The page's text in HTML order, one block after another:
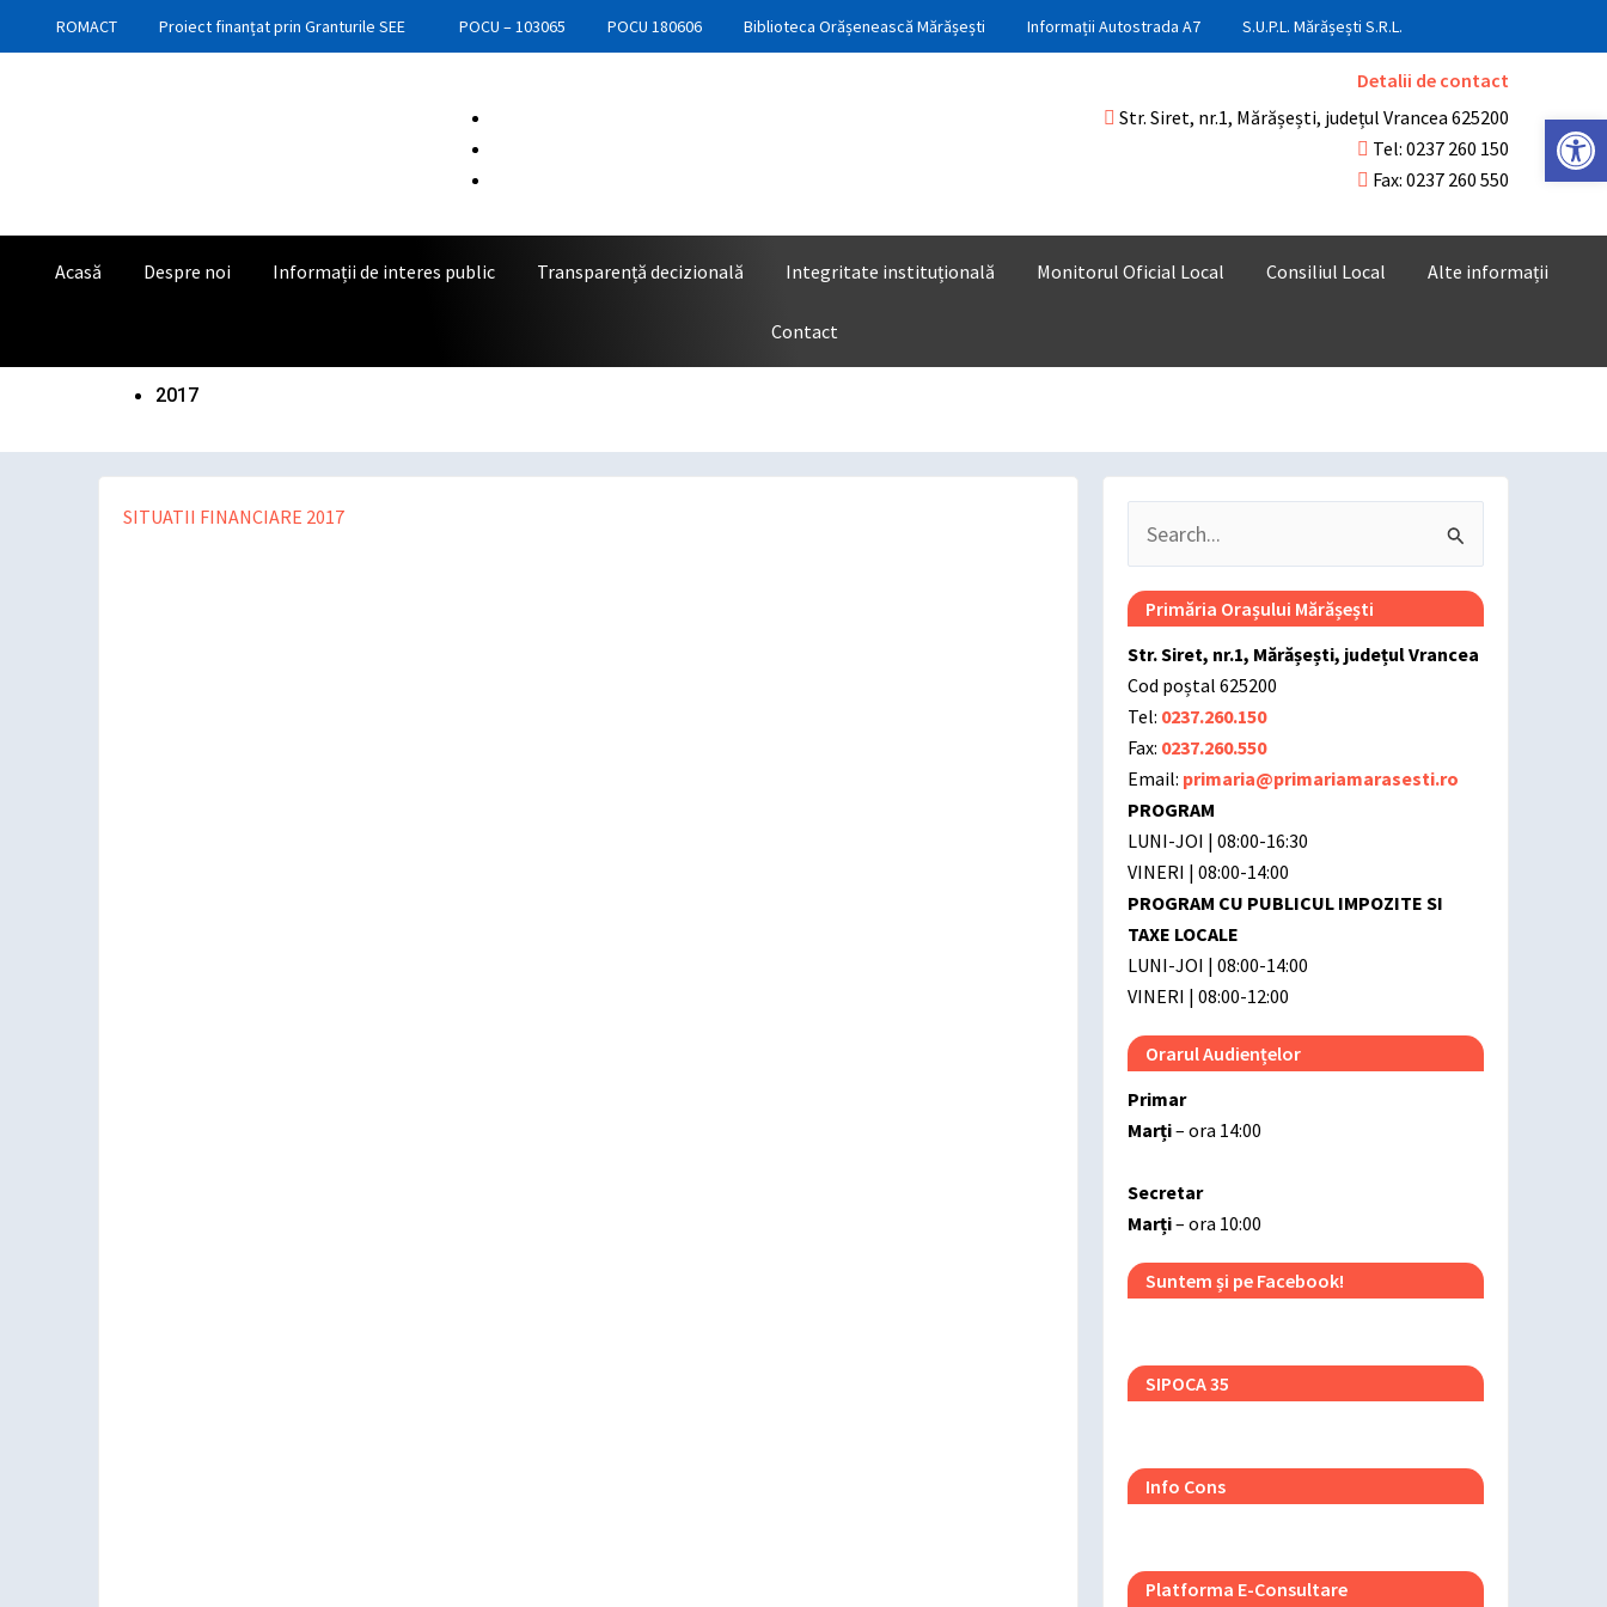
ROMACT Proiect finanțat prin Granturile SEE POCU – 103065 POCU 180606 Biblioteca Orășenească Mărășești Informații Autostrada A7 S.U.P.L. Mărășești S.R.L.
Detalii de contact
Str. Siret, nr.1, Mărășești, județul Vrancea 625200
Tel: 0237 260 150
Fax: 0237 260 550
Acasă Despre noi Informații de interes public Transparență decizională Integritate instituțională Monitorul Oficial Local Consiliul Local Alte informații
Contact
2017
SITUATII FINANCIARE 2017
Search
for:
Primăria Orașului Mărășești
Str. Siret, nr.1, Mărășești, județul Vrancea
Cod poștal 625200
Tel: 0237.260.150
Fax: 0237.260.550
Email: primaria@primariamarasesti.ro
PROGRAM
LUNI-JOI | 08:00-16:30
VINERI | 08:00-14:00
PROGRAM CU PUBLICUL IMPOZITE SI
TAXE LOCALE
LUNI-JOI | 08:00-14:00
VINERI | 08:00-12:00
Orarul Audiențelor
Primar
Marți– ora 14:00
Secretar
Marți– ora 10:00
Suntem și pe Facebook!
SIPOCA 35
Info Cons
Platforma E-Consultare
Deschide